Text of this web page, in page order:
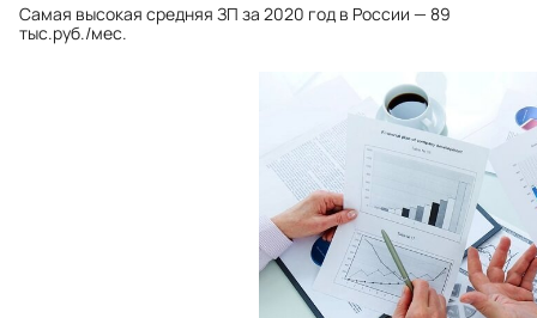
Самая высокая средняя ЗП за 2020 год в России — 89
тыс.руб./мес.